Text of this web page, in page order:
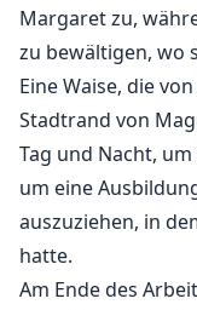
Margaret stammte
tausend Jahren
zwischen zwei
erstgeborene
beider Familien
Blutlinie fortsetzen
„Wenn die Sterne
Familien sich
Margaret zu,
zu bewältigen, wo
Eine Waise, die
Stadtrand von
Tag und Nacht,
um eine
auszuziehen, in
hatte.
Am Ende des